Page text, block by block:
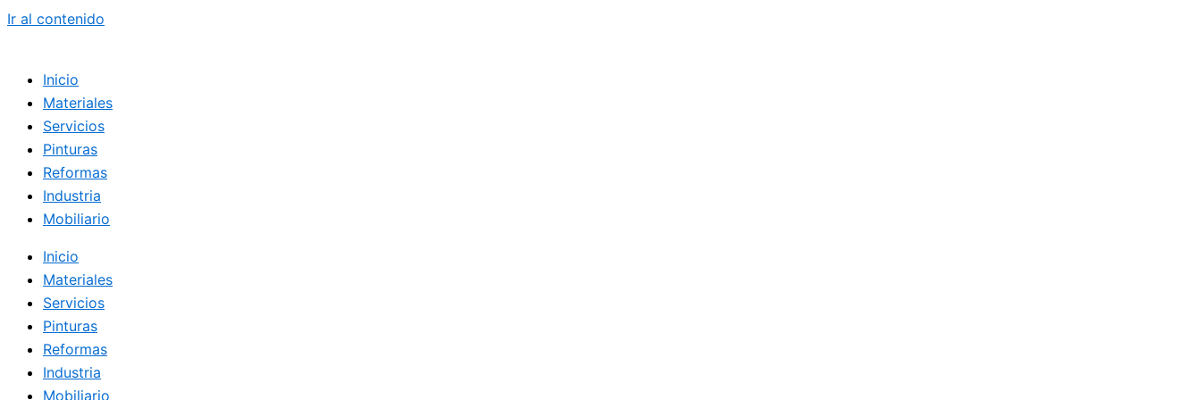
Ir al contenido
Inicio
Materiales
Servicios
Pinturas
Reformas
Industria
Mobiliario
Inicio
Materiales
Servicios
Pinturas
Reformas
Industria
Mobiliario